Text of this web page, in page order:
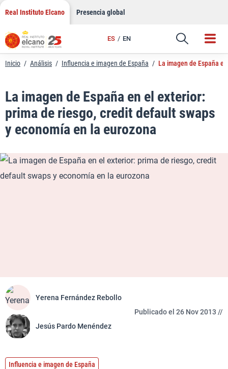
Saltar
contenido
Real Instituto Elcano Presencia global
ES EN
Enlace
Inicio / Análisis / Influencia e imagen de España / La imagen de España
La imagen de España en el exterior:
prima de riesgo, credit default swaps
y economía en la eurozona
Yerena Fernández Rebollo
Jesús Pardo Menéndez
Publicado el 26 Nov 2013 //
Influencia e imagen de España